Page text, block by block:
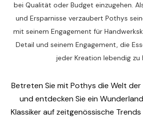
bei Qualität oder Budget einzugehen.
und Ersparnisse verzaubert Pothys
mit seinem Engagement für
Detail und seinem Engagement, die
jeder Kreation lebendig zu
Betreten Sie mit Pothys die Welt der
und entdecken Sie ein
Klassiker auf zeitgenössische